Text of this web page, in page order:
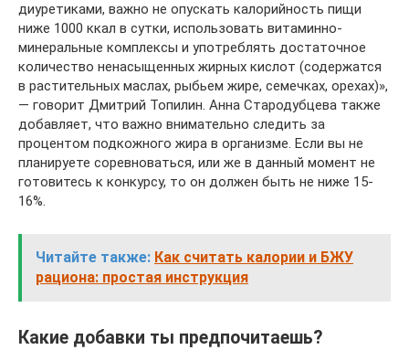
диуретиками, важно не опускать калорийность пищи
ниже 1000 ккал в сутки, использовать витаминно-
минеральные комплексы и употреблять достаточное
количество ненасыщенных жирных кислот (содержатся
в растительных маслах, рыбьем жире, семечках, орехах)»,
— говорит Дмитрий Топилин. Анна Стародубцева также
добавляет, что важно внимательно следить за
процентом подкожного жира в организме. Если вы не
планируете соревноваться, или же в данный момент не
готовитесь к конкурсу, то он должен быть не ниже 15-
16%.
Читайте также: Как считать калории и БЖУ
рациона: простая инструкция
Какие добавки ты предпочитаешь?